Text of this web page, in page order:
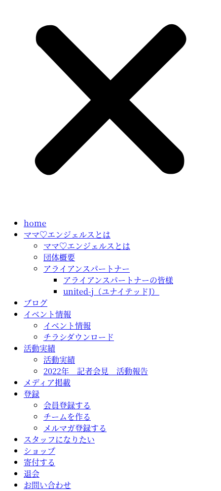
home
ママ♡エンジェルスとは
ママ♡エンジェルスとは
団体概要
アライアンスパートナー
アライアンスパートナーの皆様
united-j（ユナイテッドJ）
ブログ
イベント情報
イベント情報
チラシダウンロード
活動実績
活動実績
2022年 記者会見 活動報告
メディア掲載
登録
会員登録する
チームを作る
メルマガ登録する
スタッフになりたい
ショップ
寄付する
退会
お問い合わせ